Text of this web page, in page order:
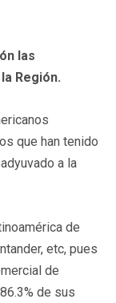
las
Región.
que han tenido
a la
de
etc, pues
de
de sus